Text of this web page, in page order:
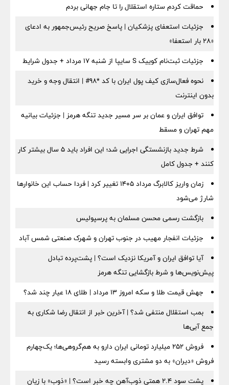
حماقت کردم ستاره استقلال را تا جام جهانی بردم
جزئیات استعفای پزشکیان | پاسخ صریح رئیس‌جمهور به ادعای
«۲۸ بار استعفا»
جزئیات ثبت‌نام کوییک S سایپا از شنبه ۱۷ مرداد + جدول شرایط
نحوه فعال‌سازی کیف پول ایران با کد *98# | انتقال وجه و خرید
بدون اینترنت
توافق ایران و عمان بر سر مسیر جدید تنگه هرمز | جزئیات بیانیه
مهم تهران و مسقط
شرط جدید بازنشستگی اجرایی شد؛ این افراد باید ۵ سال بیشتر کار
کنند + جدول کامل
زمان واریز کالابرگ مرداد ۱۴۰۵ تغییر کرد | فردا حساب این خانوارها
شارژ می‌شود
بازگشت رسمی محسن مسلمان به پرسپولیس
جزئیات انفجار مهیب در جنوب تهران و شهرک صنعتی شمس آباد
آیا توافق ایران و آمریکا نزدیک است؟ | پشت‌پرده تبادل
پیش‌نویس‌ها و شرط بازگشایی تنگه هرمز
جهش قیمت طلا و سکه امروز ۱۳ مرداد | طلای ۱۸ عیار چند شد؟
بمب استقلال منتفی شد؟ | آخرین خبر از انتقال رضا شکاری به
جمع آبی‌ها
فروش ۲۵۲ میلیارد تومانی ایران دارو به هم‌گروهی‌ها؛ یک‌چهارم
فروش «دیران» به دو مشتری وابسته رسید
پشت سود ۲.۴ همتی ذوب‌آهن چه خبر است؟ | «ذوب» با زیان